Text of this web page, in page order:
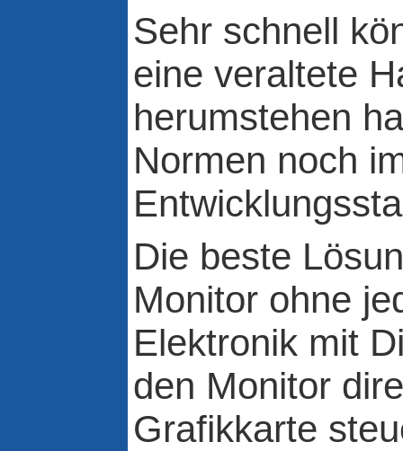
Sehr schnell
eine veraltete
herumstehen
Normen noch
Die beste
Monitor ohne
Elektronik mit
den Monitor
Grafikkarte